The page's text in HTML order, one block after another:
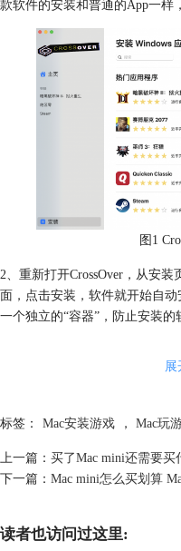
款软件的安装和普通的App一样
图1
2、重新打开CrossOver，从安
面，点击安装，软件就开始自动
一个独立的“容器”，防止安装的
标签： Mac安装游戏 ， Mac玩
上一篇： 买了Mac mini还需要买
下一篇： Mac mini怎么买划算
读者也访问过这里: